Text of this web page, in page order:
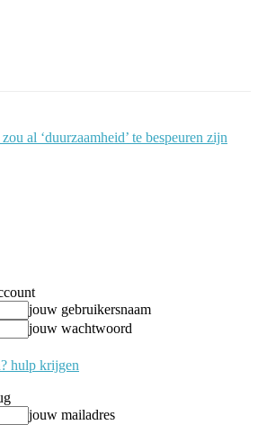
al ‘duurzaamheid’ te bespeuren zijn
jouw gebruikersnaam
jouw wachtwoord
hulp krijgen
jouw mailadres